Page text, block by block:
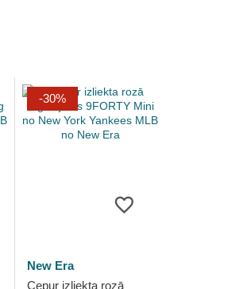
-30%
New Era
Cepur izliekta rozā